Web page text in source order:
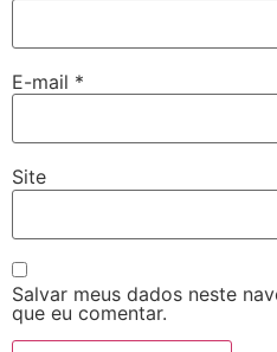
E-mail *
Site
Salvar meus dados neste
que eu comentar.